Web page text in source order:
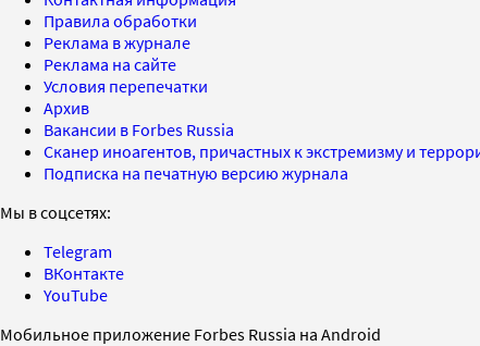
Правила обработки
Реклама в журнале
Реклама на сайте
Условия перепечатки
Архив
Вакансии в Forbes Russia
Сканер иноагентов, причастных к экстремизму и
Подписка на печатную версию журнала
Мы в соцсетях:
Telegram
ВКонтакте
YouTube
Мобильное приложение Forbes Russia на Android